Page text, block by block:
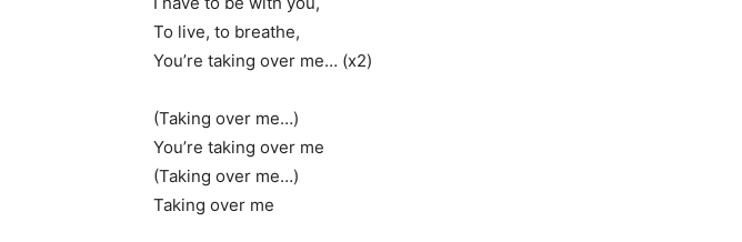
To live, to breathe,
You’re taking over me… (x2)
(Taking over me…)
You’re taking over me
(Taking over me…)
Taking over me